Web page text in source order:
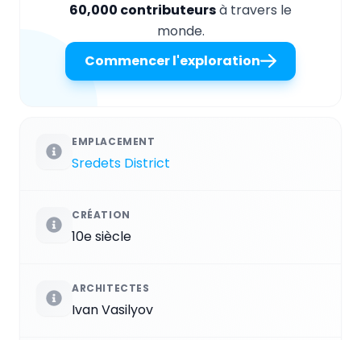
60,000 contributeursà travers le
monde.
Commencer l'exploration
EMPLACEMENT
Sredets District
CRÉATION
10e siècle
ARCHITECTES
Ivan Vasilyov